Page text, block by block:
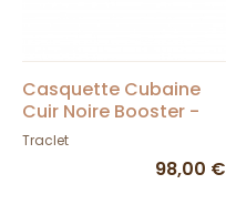
Casquette Cubaine
Cuir Noire Booster -
Traclet
Traclet
98,00 €